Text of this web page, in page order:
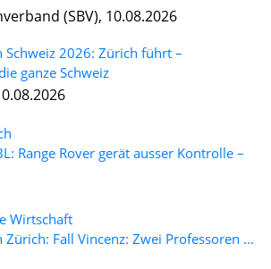
(SBV), 10.08.2026
Schweiz 2026: Zürich führt –
ganze Schweiz
Range Rover gerät ausser Kontrolle –
Fall Vincenz: Zwei Professoren ...